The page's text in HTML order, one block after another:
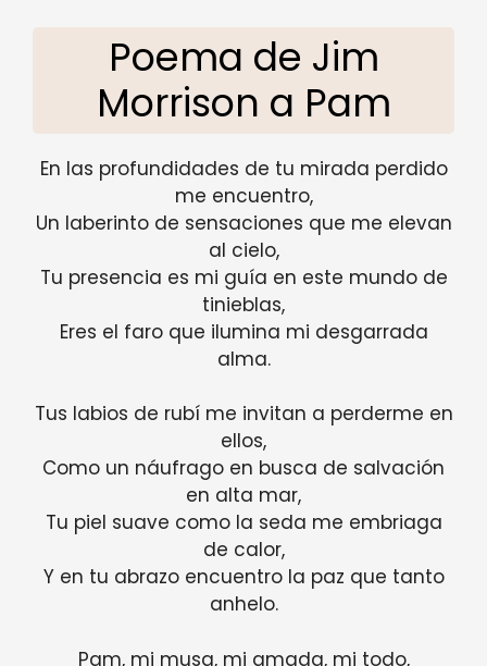
Poema de Jim
Morrison a Pam
En las profundidades de tu mirada perdido
me encuentro,
Un laberinto de sensaciones que me elevan
al cielo,
Tu presencia es mi guía en este mundo de
tinieblas,
Eres el faro que ilumina mi desgarrada
alma.
Tus labios de rubí me invitan a perderme en
ellos,
Como un náufrago en busca de salvación
en alta mar,
Tu piel suave como la seda me embriaga
de calor,
Y en tu abrazo encuentro la paz que tanto
anhelo.
Pam, mi musa, mi amada, mi todo,